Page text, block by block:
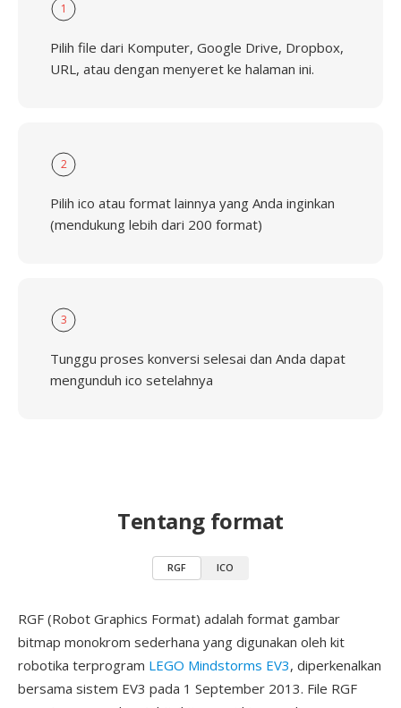
1
Pilih file dari Komputer, Google Drive, Dropbox,
URL, atau dengan menyeret ke halaman ini.
2
Pilih ico atau format lainnya yang Anda inginkan
(mendukung lebih dari 200 format)
3
Tunggu proses konversi selesai dan Anda dapat
mengunduh ico setelahnya
Tentang format
RGF ICO
RGF (Robot Graphics Format) adalah format gambar
bitmap monokrom sederhana yang digunakan oleh kit
robotika terprogram LEGO Mindstorms EV3, diperkenalkan
bersama sistem EV3 pada 1 September 2013. File RGF